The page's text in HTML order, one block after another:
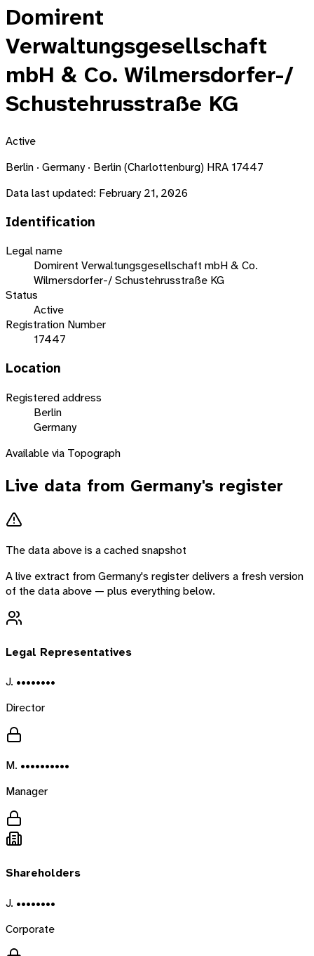
Domirent
Verwaltungsgesellschaft
mbH & Co. Wilmersdorfer-/
Schustehrusstraße KG
Active
Berlin · Germany · Berlin (Charlottenburg) HRA 17447
Data last updated: February 21, 2026
Identification
Legal name
Domirent Verwaltungsgesellschaft mbH & Co.
Wilmersdorfer-/ Schustehrusstraße KG
Status
Active
Registration Number
17447
Location
Registered address
Berlin
Germany
Available via Topograph
Live data from Germany's register
The data above is a cached snapshot
A live extract fromGermany's register delivers a fresh version
of the data above — plus everything below.
Legal Representatives
J. ••••••••
Director
M. ••••••••••
Manager
Shareholders
J. ••••••••
Corporate